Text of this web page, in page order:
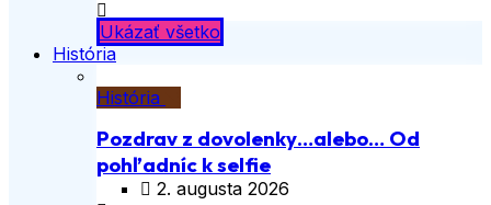
Ukázať všetko
História
História
Pozdrav z dovolenky…alebo… Od
pohľadníc k selfie
2. augusta 2026